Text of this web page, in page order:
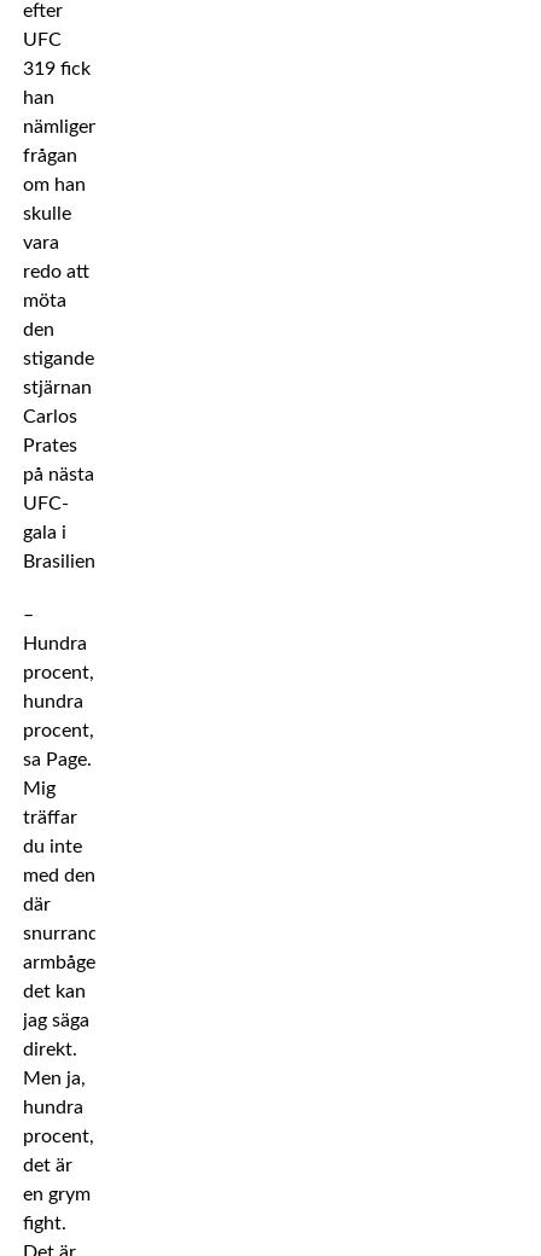
efter
UFC
319 fick
han
nämligen
frågan
om han
skulle
vara
redo att
möta
den
stigande
stjärnan
Carlos
Prates
på nästa
UFC-
gala i
Brasilien.
–
Hundra
procent,
hundra
procent,
sa Page.
Mig
träffar
du inte
med den
där
snurrande
armbågen,
det kan
jag säga
direkt.
Men ja,
hundra
procent,
det är
en grym
fight.